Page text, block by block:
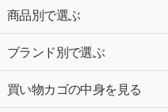
商品別で選ぶ
ブランド別で選ぶ
買い物カゴの中身を見る